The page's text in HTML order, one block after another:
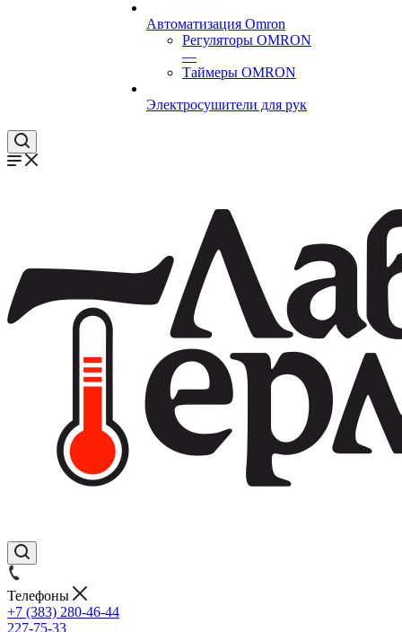
Автоматизация Omron
Регуляторы OMRON
—
Таймеры OMRON
Электросушители для рук
Телефоны
+7 (383) 280-46-44
227-75-33